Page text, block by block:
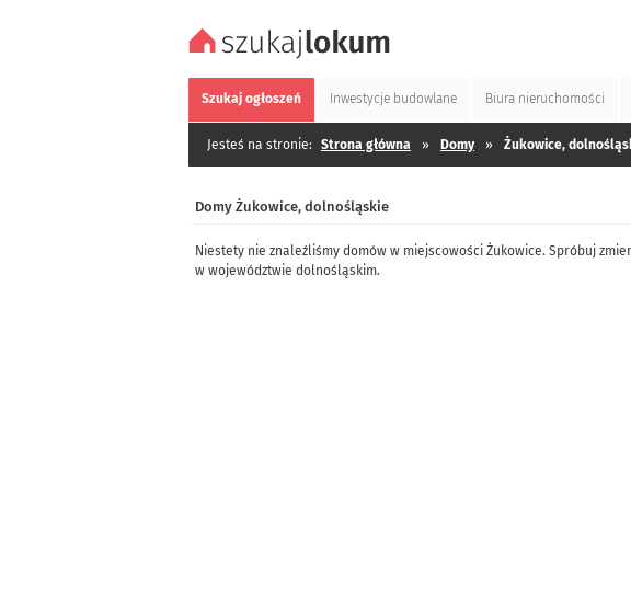
Szukaj ogłoszeń Inwestycje budowlane Biura nieruchomości
Jesteś na stronie: Strona główna » Domy » Żukowice,
Domy Żukowice, dolnośląskie
Niestety nie znaleźliśmy domów w miejscowości Żukowice. Spróbuj
w województwie dolnośląskim.